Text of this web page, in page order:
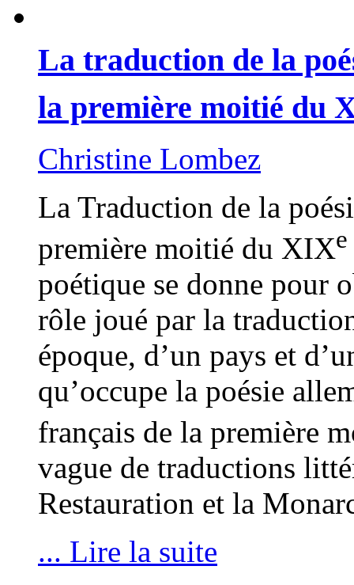
La traduction de la
la première moitié du
Christine Lombez
La Traduction de la
première moitié du XIXe
poétique se donne pour
rôle joué par la
époque, d’un pays et
qu’occupe la poésie
français de la première
vague de traductions
Restauration et la
... Lire la suite